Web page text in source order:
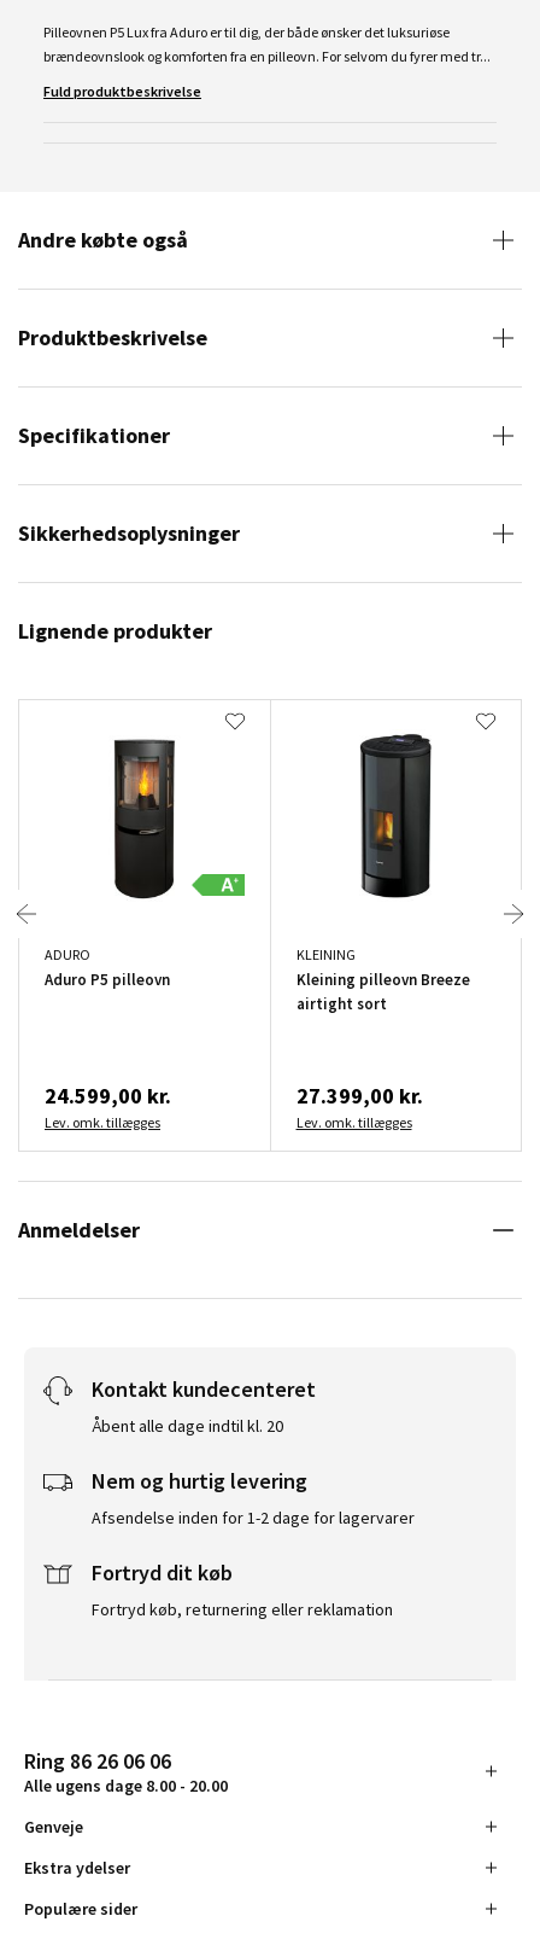
Pilleovnen P5 Lux fra Aduro er til dig, der både ønsker det luksuriøse
brændeovnslook og komforten fra en pilleovn. For selvom du fyrer med tr...
Fuld produktbeskrivelse
Andre købte også
Produktbeskrivelse
Specifikationer
Sikkerhedsoplysninger
Lignende produkter
ADURO
Aduro P5 pilleovn
24.599,00 kr.
Lev. omk. tillægges
KLEINING
Kleining pilleovn Breeze
airtight sort
27.399,00 kr.
Lev. omk. tillægges
Anmeldelser
Kontakt kundecenteret
Åbent alle dage indtil kl. 20
Nem og hurtig levering
Afsendelse inden for 1-2 dage for lagervarer
Fortryd dit køb
Fortryd køb, returnering eller reklamation
Ring 86 26 06 06
Alle ugens dage 8.00 - 20.00
Genveje
Ekstra ydelser
Populære sider